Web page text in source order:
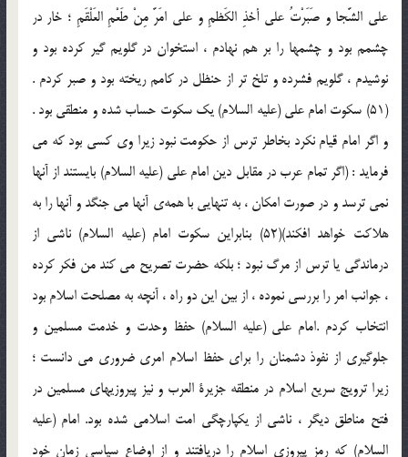
علي الشَّجا و صَبَرْتُ علي أخذِ الكَظمِ و علي امَرَّ مِنْ طَعْمِ العَلْقَمِ ؛ خار در
چشمم بود و چشمها را بر هم نهادم ، استخوان در گلويم گير كرده بود و
نوشيدم ، گلويم فشرده و تلخ تر از حنظل در كامم ريخته بود و صبر كردم .
(51) سكوت امام علي (علیه السلام) يك سكوت حساب شده و منطقي بود .
و اگر امام قيام نكرد بخاطر ترس از حكومت نبود زيرا وي كسي بود كه مي
فرمايد : (اگر تمام عرب در مقابل دين امام علي (علیه السلام) بايستند از آنها
نمي ترسد و در صورت امكان ، به تنهايي با همه‌ي آنها مي جنگد و آنها را به
هلاكت خواهد افكند)(52) بنابراين سكوت امام (علیه السلام) ناشي از
درماندگي يا ترس از مرگ نبود ؛ بلكه حضرت تصريح مي كند من فكر كرده
، جوانب امر را بررسي نموده ، از بين اين دو راه ، آنچه به مصلحت اسلام بود
انتخاب كردم .امام علي (علیه السلام) حفظ وحدت و خدمت مسلمين و
جلوگيري از نفوذ دشمنان را براي حفظ اسلام امري ضروري مي دانست ؛
زيرا ترويج سريع اسلام در منطقه جزيرة العرب و نيز پيروزيهاي مسلمين در
فتح مناطق ديگر ، ناشي از يكپارچگي امت اسلامي شده بود. امام (علیه
السلام) كه رمز پيروزي اسلام را دريافتند و از اوضاع سياسي زمان خود